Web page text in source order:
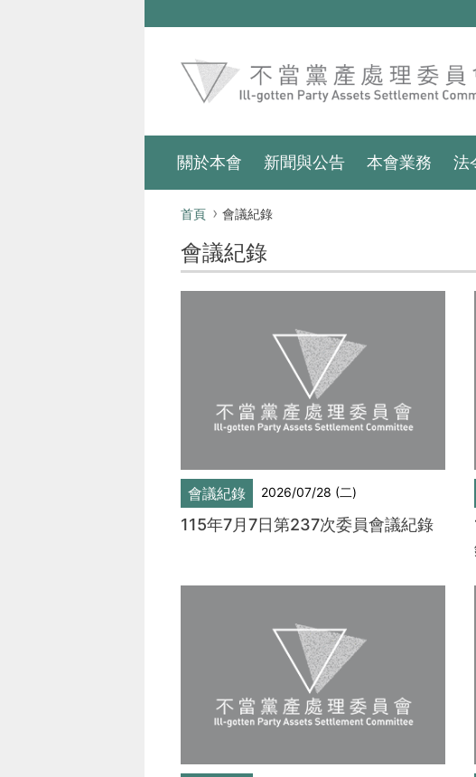
關於本會 新聞與公告 本會業務 法
首頁 會議紀錄
會議紀錄
會議紀錄 2026/07/28 (二)
115年7月7日第237次委員會議紀錄